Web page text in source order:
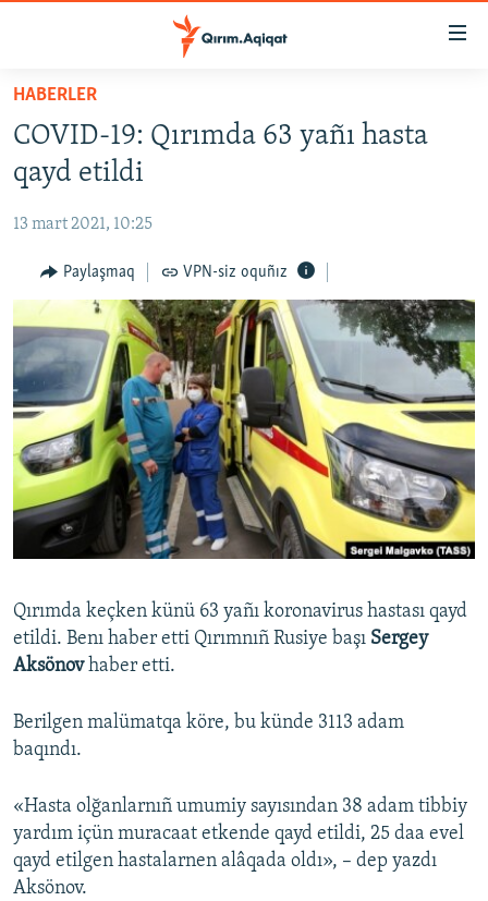
Esas
qaytmaq
Baş
navigatsiyağa
qaytmaq
qaytmaq
SİYASET
İQTİSADİYAT
CEMİYET
MEDENİYET
İNSAN AQLARI
VİDEO
SÜRET
BLOGLAR
FİKİR
Русский
Українською
QOŞULIÑIZ!
RFE/RS bütün saytları
HABERLER
COVID-19: Qırımda 63 yañı hasta
qayd etildi
13 mart 2021, 10:25
Paylaşmaq VPN-siz oquñız
Qırımda keçken künü 63 yañı koronavirus hastası qayd
etildi. Benı haber etti Qırımnıñ Rusiye başı Sergey
Aksönovhaber etti.
Berilgen malümatqa köre, bu künde 3113 adam
baqındı.
«Hasta olğanlarnıñ umumiy sayısından 38 adam tibbiy
yardım içün muracaat etkende qayd etildi, 25 daa evel
qayd etilgen hastalarnen alâqada oldı», – dep yazdı
Aksönov.